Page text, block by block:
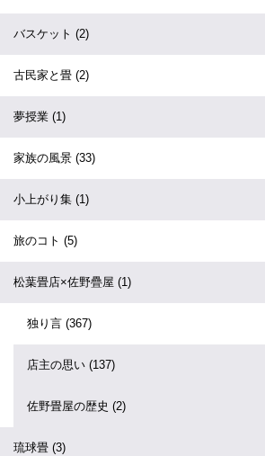
バスケット (2)
古民家と畳 (2)
夢授業 (1)
家族の風景 (33)
小上がり集 (1)
旅のコト (5)
松葉畳店×佐野疊屋 (1)
独り言 (367)
店主の思い (137)
佐野畳屋の歴史 (2)
琉球畳 (3)